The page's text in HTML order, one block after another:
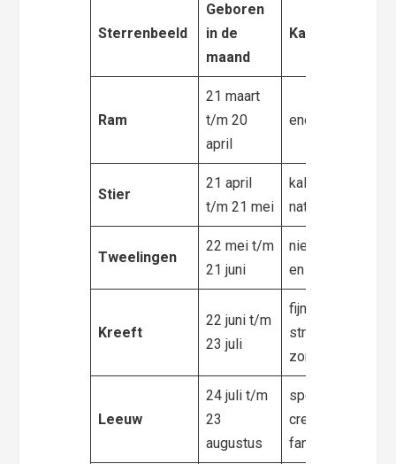
Sterrenbeeld
Geboren
in de
maand
Ram
21 maart
t/m 20
april
energiek,
Stier
21 april
t/m 21 mei
kalm, praktisch
natuurliefhebber
Tweelingen
22 mei t/m
21 juni
nieuwsgierig,
en vrolijk
Kreeft
22 juni t/m
23 juli
fijngevoelig
stressgevoelig,
zorgzaam
Leeuw
24 juli t/m
23
augustus
speels,
creatief met een
fantasie